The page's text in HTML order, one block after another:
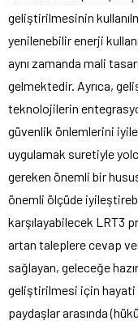
geliştirilmesinin
yenilenebilir enerji
aynı zamanda mali
gelmektedir. Ayrıca,
teknolojilerin
güvenlik önlemlerini
uygulamak suretiyle
gereken önemli bir
önemli ölçüde
karşılayabilecek LRT3
artan taleplere cevap
sağlayan, geleceğe
geliştirilmesi için hayati
paydaşlar arasında